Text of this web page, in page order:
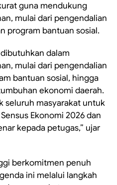
guna mendukung
mulai dari pengendalian
program bantuan sosial.
dalam
mulai dari pengendalian
bantuan sosial, hingga
ekonomi daerah.
seluruh masyarakat untuk
Ekonomi 2026 dan
kepada petugas,” ujar
berkomitmen penuh
ini melalui langkah